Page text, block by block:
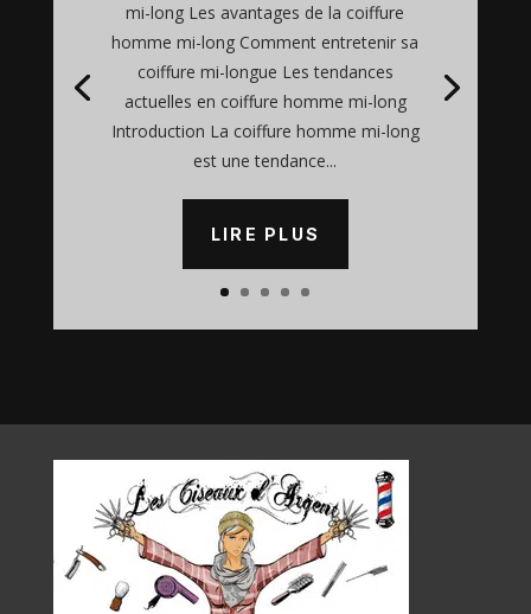
mi-long Les avantages de la coiffure
homme mi-long Comment entretenir sa
coiffure mi-longue Les tendances
actuelles en coiffure homme mi-long
Introduction La coiffure homme mi-long
est une tendance...
LIRE PLUS